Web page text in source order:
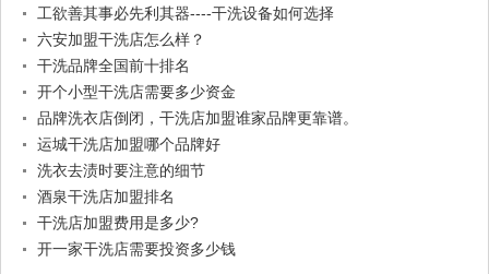
工欲善其事必先利其器----干洗设备如何选择
六安加盟干洗店怎么样？
干洗品牌全国前十排名
开个小型干洗店需要多少资金
品牌洗衣店倒闭，干洗店加盟谁家品牌更靠谱。
运城干洗店加盟哪个品牌好
洗衣去渍时要注意的细节
酒泉干洗店加盟排名
干洗店加盟费用是多少?
开一家干洗店需要投资多少钱